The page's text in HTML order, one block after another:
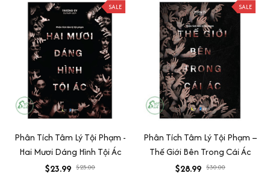
SALE
Phân Tích Tâm Lý Tội Phạm -
Hai Mươi Dáng Hình Tội Ác
$23.99 $25.00
SALE
Phân Tích Tâm Lý Tội Phạm –
Thế Giới Bên Trong Cái Ác
$28.99 $30.00